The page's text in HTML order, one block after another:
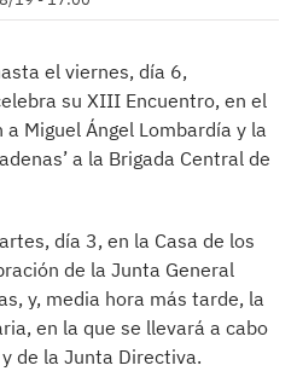
el viernes, día 6,
su XIII Encuentro, en el
Miguel Ángel Lombardía y la
a la Brigada Central de
día 3, en la Casa de los
de la Junta General
y, media hora más tarde, la
en la que se llevará a cabo
de la Junta Directiva.